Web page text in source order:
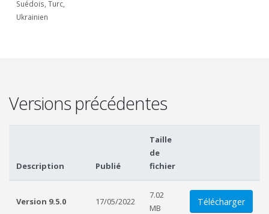
Suédois, Turc,
Ukrainien
Versions précédentes
Description Publié
Taille
de
fichier
Version 9.5.0 17/05/2022
7.02
MB
Télécharger